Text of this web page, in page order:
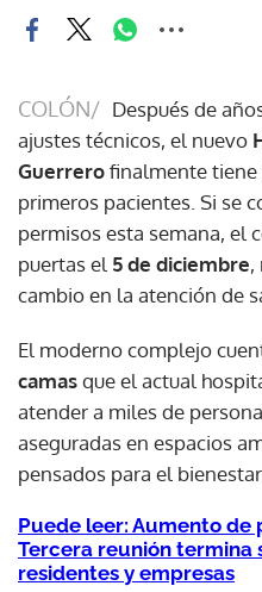
COLÓN/ Después de
ajustes técnicos, el nuevo
Guerrerofinalmente tiene
primeros pacientes. Si se
permisos esta semana, el
puertas el 5 de diciembre,
cambio en la atención de
El moderno complejo
camasque el actual
atender a miles de
aseguradas en espacios
pensados para el
Puede leer: Aumento de
Tercera reunión termina
residentes y empresas